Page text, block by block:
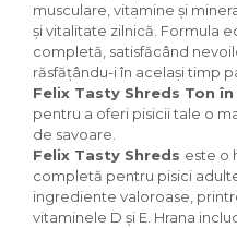
musculare, vitamine și
și vitalitate zilnică. Formula
completă, satisfăcând
răsfățându-i în același timp
Felix Tasty Shreds Ton în
pentru a oferi pisicii tale o
de savoare.
Felix Tasty Shreds este o
completă pentru pisici
ingrediente valoroase,
vitaminele D și E. Hrana